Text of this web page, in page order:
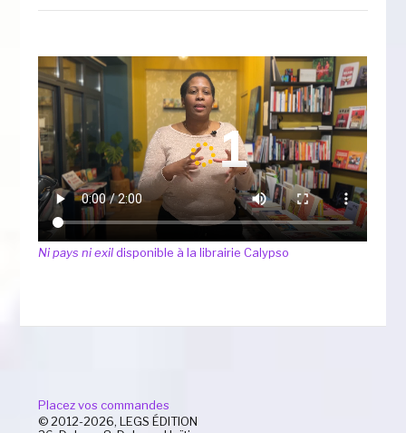
Ni pays ni exildisponible à la librairie Calypso
Placez vos commandes
© 2012-2026, LEGS ÉDITION